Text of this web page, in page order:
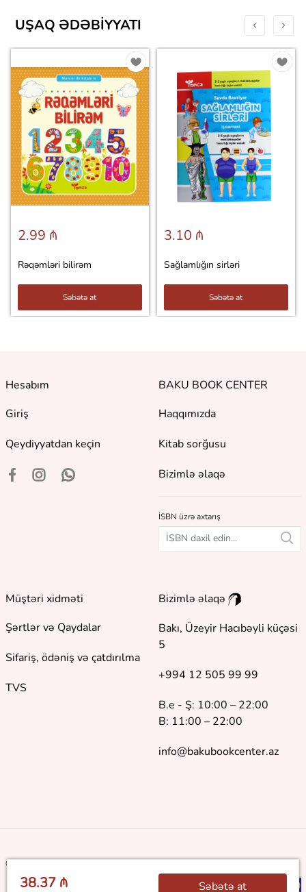
38.37 ₼ Səbətə at
UŞAQ ƏDƏBIYYATI
2.99 ₼
Rəqəmləri bilirəm
Səbətə at
3.10 ₼
Sağlamlığın sirləri
Səbətə at
Hesabım
Giriş
Qeydiyyatdan keçin
BAKU BOOK CENTER
Haqqımızda
Kitab sorğusu
Bizimlə əlaqə
İSBN üzrə axtarış
Müştəri xidməti
Şərtlər və Qaydalar
Sifariş, ödəniş və çatdırılma
TVS
Bizimlə əlaqə
Bakı, Üzeyir Hacıbəyli küçəsi
5
+994 12 505 99 99
B.e - Ş: 10:00 – 22:00
B: 11:00 – 22:00
info@bakubookcenter.az
©2018 - 2026 Baku Book Center. Bütün hüquqlar qorunur